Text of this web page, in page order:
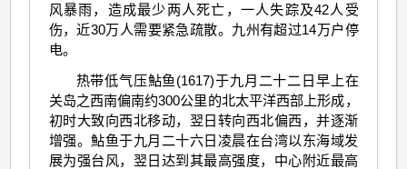
风暴雨，造成最少两人死亡，一人失踪及42人受
伤，近30万人需要紧急疏散。九州有超过14万户停
电。
热带低气压鮎鱼(1617)于九月二十二日早上在
关岛之西南偏南约300公里的北太平洋西部上形成，
初时大致向西北移动，翌日转向西北偏西，并逐渐
增强。鮎鱼于九月二十六日凌晨在台湾以东海域发
展为强台风，翌日达到其最高强度，中心附近最高